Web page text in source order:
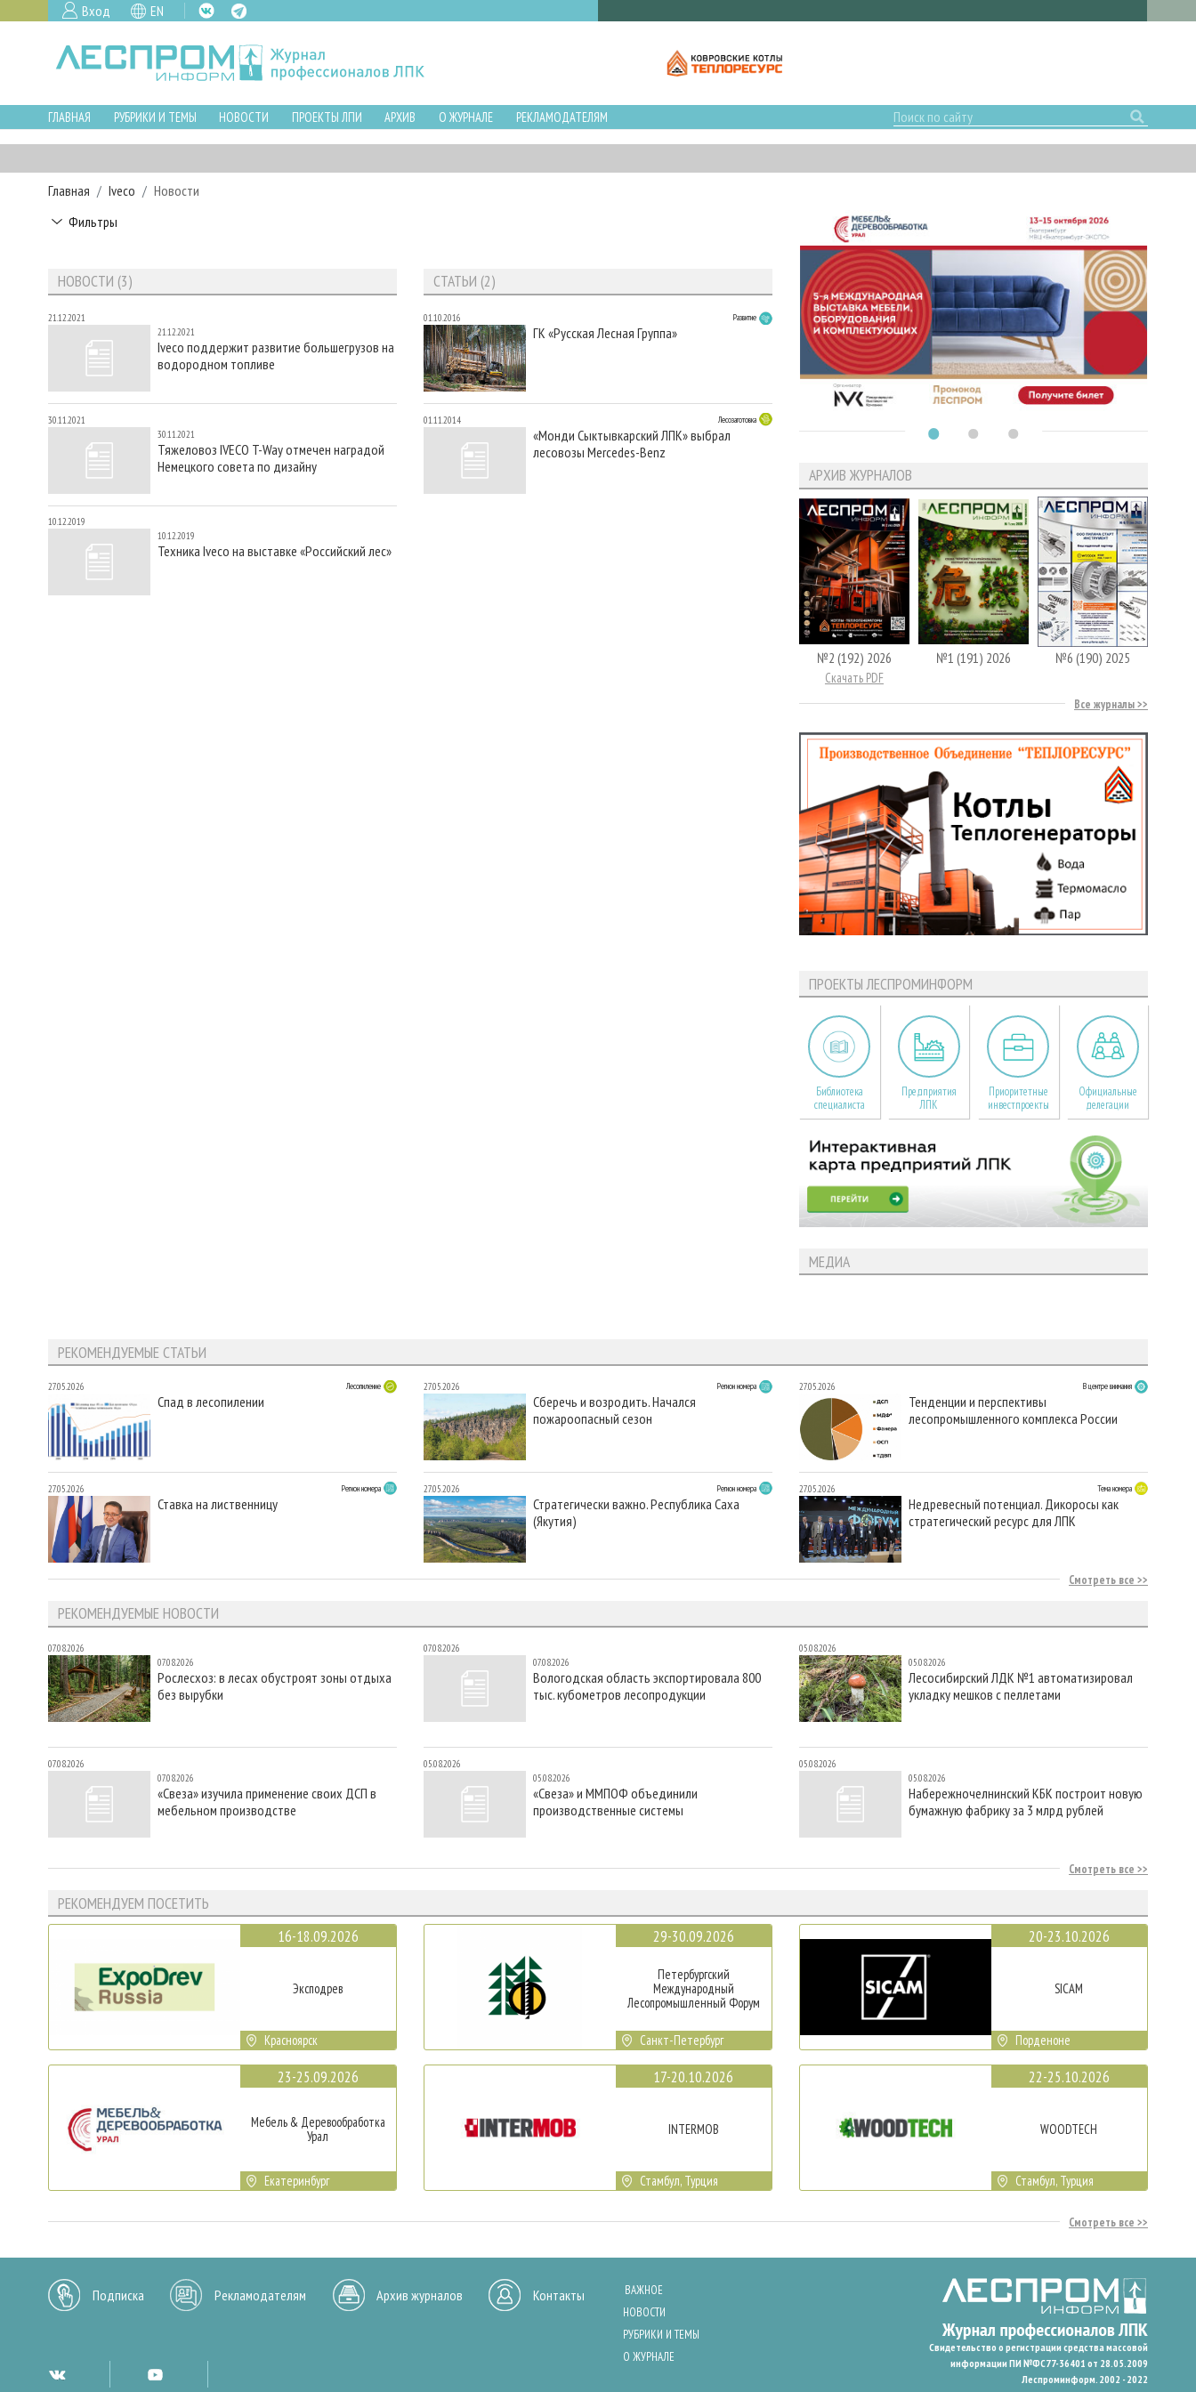
Вход EN
ГЛАВНАЯ РУБРИКИ И ТЕМЫ НОВОСТИ ПРОЕКТЫ ЛПИ АРХИВ О ЖУРНАЛЕ РЕКЛАМОДАТЕЛЯМ
Главная Iveco
Новости
Фильтры
НОВОСТИ (3)
21.12.2021
21.12.2021
Iveco поддержит развитие большегрузов на
водородном топливе
30.11.2021
30.11.2021
Тяжеловоз IVECO T-Way отмечен наградой
Немецкого совета по дизайну
10.12.2019
10.12.2019
Техника Iveco на выставке «Российский лес»
СТАТЬИ (2)
01.10.2016 Развитие
ГК «Русская Лесная Группа»
01.11.2014 Лесозаготовка
«Монди Сыктывкарский ЛПК» выбрал
лесовозы Mercedes-Benz
АРХИВ ЖУРНАЛОВ
№2 (192) 2026
Скачать PDF
№1 (191) 2026 №6 (190) 2025
Все журналы
ПРОЕКТЫ ЛЕСПРОМИНФОРМ
Библиотека
специалиста
Предприятия
ЛПК
Приоритетные
инвестпроекты
Официальные
делегации
МЕДИА
РЕКОМЕНДУЕМЫЕ СТАТЬИ
27.05.2026 Лесопиление
Спад в лесопилении
27.05.2026 Регион номера
Ставка на лиственницу
27.05.2026 Регион номера
Сберечь и возродить. Начался
пожароопасный сезон
27.05.2026 Регион номера
Стратегически важно. Республика Саха
(Якутия)
27.05.2026 В центре внимания
Тенденции и перспективы
лесопромышленного комплекса России
27.05.2026 Тема номера
Недревесный потенциал. Дикоросы как
стратегический ресурс для ЛПК
Смотреть все
РЕКОМЕНДУЕМЫЕ НОВОСТИ
07.08.2026
07.08.2026
Рослесхоз: в лесах обустроят зоны отдыха
без вырубки
07.08.2026
07.08.2026
«Свеза» изучила применение своих ДСП в
мебельном производстве
07.08.2026
07.08.2026
Вологодская область экспортировала 800
тыс. кубометров лесопродукции
05.08.2026
05.08.2026
«Свеза» и ММПОФ объединили
производственные системы
05.08.2026
05.08.2026
Лесосибирский ЛДК №1 автоматизировал
укладку мешков с пеллетами
05.08.2026
05.08.2026
Набережночелнинский КБК построит новую
бумажную фабрику за 3 млрд рублей
Смотреть все
РЕКОМЕНДУЕМ ПОСЕТИТЬ
16-18.09.2026
Эксподрев
Красноярск
23-25.09.2026
Мебель & Деревообработка
Урал
Екатеринбург
29-30.09.2026
Петербургский
Международный
Лесопромышленный Форум
Санкт-Петербург
17-20.10.2026
INTERMOB
Стамбул, Турция
20-23.10.2026
SICAM
Порденоне
22-25.10.2026
WOODTECH
Стамбул, Турция
Смотреть все
Подписка Рекламодателям Архив журналов Контакты
ВАЖНОЕ
НОВОСТИ
РУБРИКИ И ТЕМЫ
О ЖУРНАЛЕ
Свидетельство о регистрации средства массовой
информации ПИ №ФС77-36401 от 28.05.2009
Леспроминформ. 2002 - 2022